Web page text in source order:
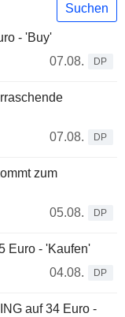
Suchen
- 'Buy'
07.08.
DP
07.08.
DP
zum
05.08.
DP
Euro - 'Kaufen'
04.08.
DP
auf 34 Euro -